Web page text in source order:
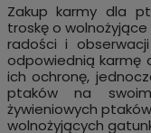
Zakup karmy dla
troskę o
radości i
odpowiednią karmę
ich ochronę,
ptaków na
żywieniowych
wolnożyjących